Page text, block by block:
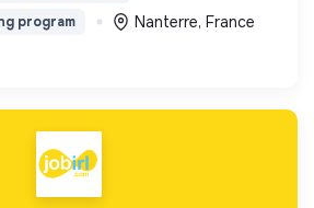
program
Nanterre, France